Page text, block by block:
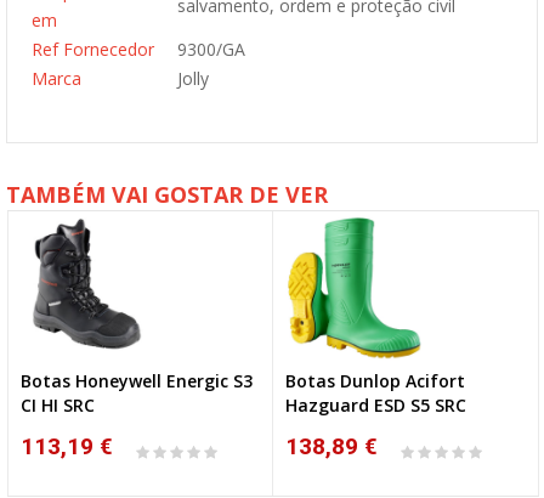
em
salvamento, ordem e proteção civil
Ref Fornecedor
9300/GA
Marca
Jolly
TAMBÉM VAI GOSTAR DE VER
Botas Honeywell Energic S3
CI HI SRC
113,19 €
Botas Dunlop Acifort
Hazguard ESD S5 SRC
138,89 €